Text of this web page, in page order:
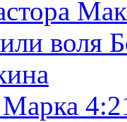
воля
Марка